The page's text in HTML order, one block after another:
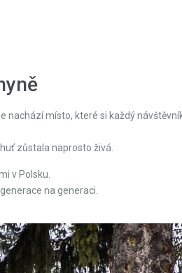
nachází místo, které si každý
zůstala naprosto živá.
v Polsku.
na generaci.